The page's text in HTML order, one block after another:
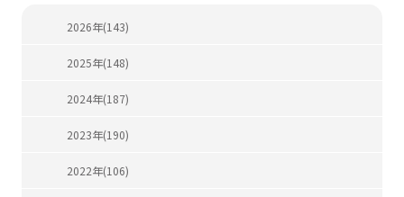
2026年(143)
2025年(148)
2024年(187)
2023年(190)
2022年(106)